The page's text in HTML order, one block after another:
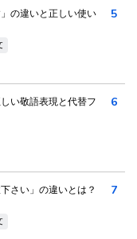
の違いと正しい使い
5
い敬語表現と代替フ
6
さい」の違いとは？
7